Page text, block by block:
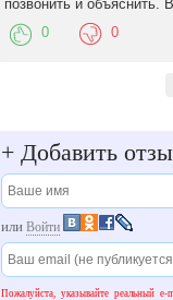
позвонить и объяснить.
0
0
+ Добавить
или Войти
Пожалуйста, указывайте реальный e-